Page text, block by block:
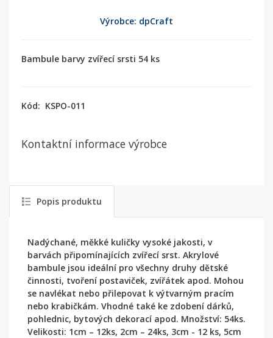
Výrobce: dpCraft
Bambule barvy zvířecí srsti 54 ks
Kód: KSPO-011
Kontaktní informace výrobce
Popis produktu
Nadýchané, měkké kuličky vysoké jakosti, v
barvách připomínajících zvířecí srst. Akrylové
bambule jsou ideální pro všechny druhy dětské
činnosti, tvoření postaviček, zvířátek apod. Mohou
se navlékat nebo přilepovat k výtvarným pracím
nebo krabičkám. Vhodné také ke zdobení dárků,
pohlednic, bytových dekorací apod. Množství: 54ks.
Velikosti: 1cm – 12ks, 2cm – 24ks, 3cm - 12 ks, 5cm